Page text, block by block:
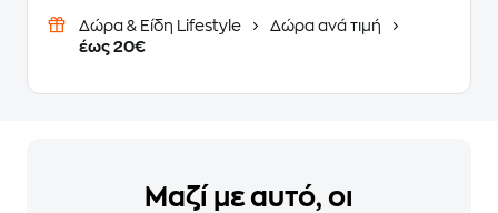
Δώρα & Είδη Lifestyle
Δώρα ανά τιμή
έως 20€
Μαζί με αυτό, οι